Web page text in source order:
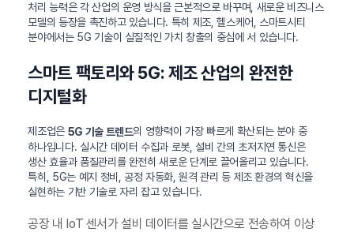
처리 능력은 각 산업의 운영 방식을 근본적으로 바꾸며, 새로운 비즈니스
모델의 등장을 촉진하고 있습니다. 특히 제조, 헬스케어, 스마트시티
분야에서는 5G 기술이 실질적인 가치 창출의 중심에 서 있습니다.
스마트 팩토리와 5G: 제조 산업의 완전한
디지털화
제조업은 5G 기술 트렌드의 영향력이 가장 빠르게 확산되는 분야 중
하나입니다. 실시간 데이터 수집과 로봇, 설비 간의 초저지연 통신은
생산 효율과 품질관리를 완전히 새로운 단계로 끌어올리고 있습니다.
특히, 5G는 예지 정비, 공정 자동화, 원격 관리 등 제조 환경의 혁신을
실현하는 기반 기술로 자리 잡고 있습니다.
공장 내 IoT 센서가 설비 데이터를 실시간으로 전송하여 이상